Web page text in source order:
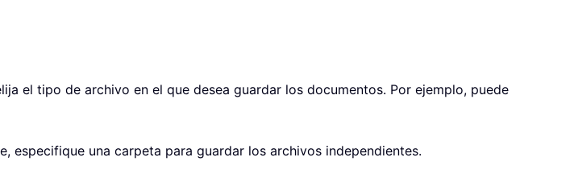
el tipo de archivo en el que desea guardar los documentos. Por ejemplo, puede
especifique una carpeta para guardar los archivos independientes.